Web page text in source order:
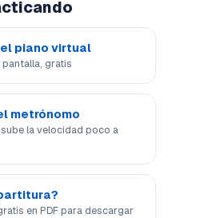
piano virtual
gratis
metrónomo
la velocidad poco a
en PDF para descargar